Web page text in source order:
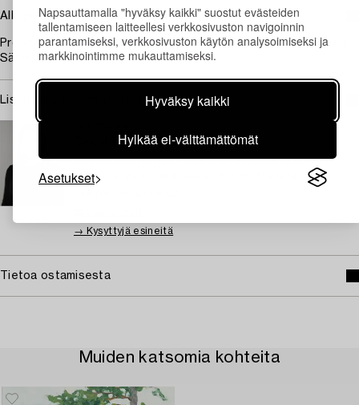
Napsauttamalla "hyväksy kaikki" suostut evästeiden
tallentamiseen laitteellesi verkkosivuston navigoinnin
parantamiseksi, verkkosivuston käytön analysoimiseksi ja
markkinointimme mukauttamiseksi.
Hyväksy kaikki
Hylkää ei-välttämättömät
Asetukset
Alkuperä - Provenienssi
Property of a private Swedish collector. Aquired from Hellekis
Säteri, Sweden.
Lisätietoja ja kuntoraportit
Cecilia Nordström
Johtava asiantuntija – itämainen keramiikka &
taidekäsityö, eurooppalainen keramiikka ja lasi
→ Kysyttyjä esineitä
Tietoa ostamisesta
Muiden katsomia kohteita